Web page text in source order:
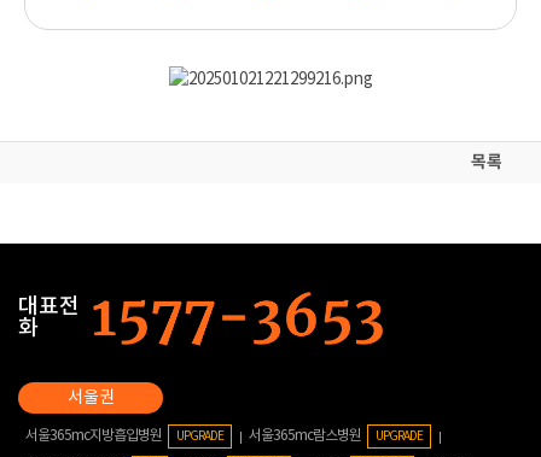
목록
대표전
화
서울365mc지방흡입병원 UPGRADE 서울365mc람스병원 UPGRADE